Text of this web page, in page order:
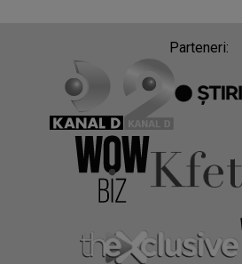
Parteneri: